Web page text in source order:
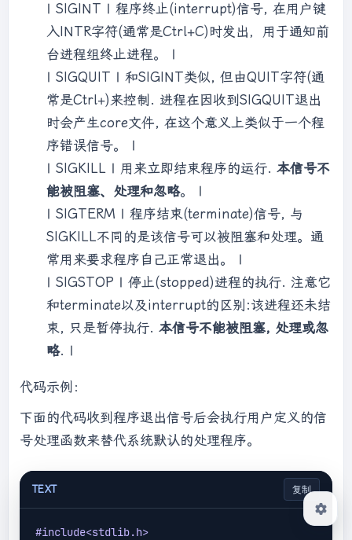
     sem_post(&sem);
}
int main
{
     sem_init(&sem,
0, 0);
pthread_t thread[3];
int
a =
    pthread_create(&(thread[
0 ]), NULL,
func_sem_wait, &a);
printf("thread func_sem_wait\n" );
    pthread_create(&(thread[
2
func_sem_timedwait, &a);
printf( "thread
func_sem_timedwait\n");
printf("thread func_sem_post\n");
| SIGINT | 程序终止(interrupt)信号, 在用户键
入INTR字符(通常是Ctrl+C)时发出，用于通知前
台进程组终止进程。 |
| SIGQUIT | 和SIGINT类似, 但由QUIT字符(通
常是Ctrl+)来控制. 进程在因收到SIGQUIT退出
时会产生core文件, 在这个意义上类似于一个程
序错误信号。 |
| SIGKILL | 用来立即结束程序的运行. 本信号不
能被阻塞、处理和忽略。 |
| SIGTERM | 程序结束(terminate)信号, 与
SIGKILL不同的是该信号可以被阻塞和处理。通
常用来要求程序自己正常退出。 |
| SIGSTOP | 停止(stopped)进程的执行. 注意它
和terminate以及interrupt的区别:该进程还未结
束, 只是暂停执行. 本信号不能被阻塞, 处理或忽
略. |
代码示例：
下面的代码收到程序退出信号后会执行用户定义的信
号处理函数来替代系统默认的处理程序。
TEXT 复制
#include<stdlib.h>